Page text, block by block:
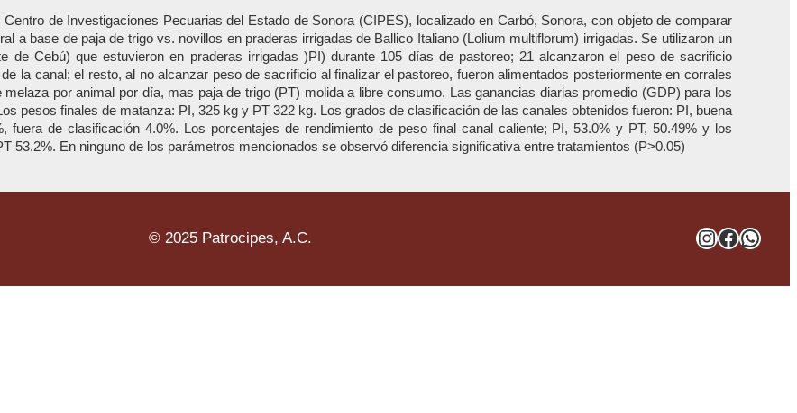
de Investigaciones Pecuarias del Estado de Sonora (CIPES), localizado en Carbó, Sonora, con objeto de comparar
a base de paja de trigo vs. novillos en praderas irrigadas de Ballico Italiano (Lolium multiflorum) irrigadas. Se utilizaron un
de Cebú) que estuvieron en praderas irrigadas )PI) durante 105 días de pastoreo; 21 alcanzaron el peso de sacrificio
la canal; el resto, al no alcanzar peso de sacrificio al finalizar el pastoreo, fueron alimentados posteriormente en corrales
por animal por día, mas paja de trigo (PT) molida a libre consumo. Las ganancias diarias promedio (GDP) para los
pesos finales de matanza: PI, 325 kg y PT 322 kg. Los grados de clasificación de las canales obtenidos fueron: PI, buena
fuera de clasificación 4.0%. Los porcentajes de rendimiento de peso final canal caliente; PI, 53.0% y PT, 50.49% y los
53.2%. En ninguno de los parámetros mencionados se observó diferencia significativa entre tratamientos (P>0.05)
© 2025 Patrocipes, A.C.